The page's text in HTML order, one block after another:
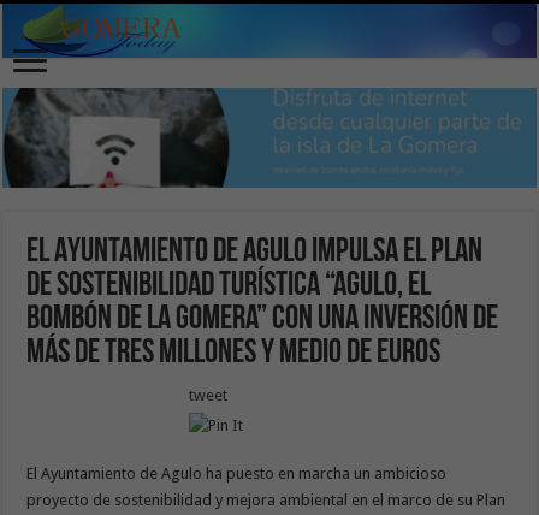
El Ayuntamiento de Agulo impulsa el Plan
de Sostenibilidad Turística “Agulo, el
Bombón de La Gomera” con una inversión de
más de tres millones y medio de euros
tweet
El Ayuntamiento de Agulo ha puesto en marcha un ambicioso
proyecto de sostenibilidad y mejora ambiental en el marco de su Plan